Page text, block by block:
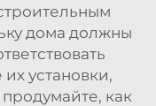
дома должны
установки,
как